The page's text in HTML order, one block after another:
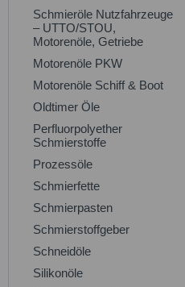
Schmieröle Nutzfahrzeuge
– UTTO/STOU,
Motorenöle, Getriebe
Motorenöle PKW
Motorenöle Schiff & Boot
Oldtimer Öle
Perfluorpolyether
Schmierstoffe
Prozessöle
Schmierfette
Schmierpasten
Schmierstoffgeber
Schneidöle
Silikonöle